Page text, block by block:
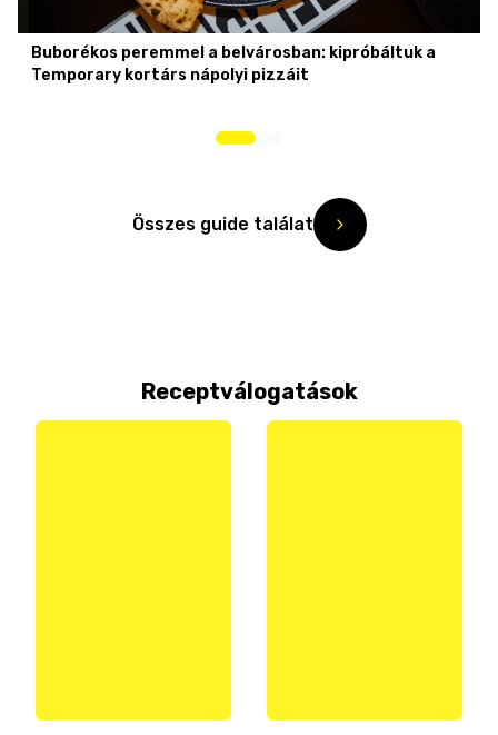
Buborékos peremmel a belvárosban: kipróbáltuk a
Temporary kortárs nápolyi pizzáit
Összes guide találat
Receptválogatások